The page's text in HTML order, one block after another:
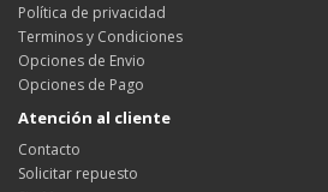
Política de privacidad
Terminos y Condiciones
Opciones de Envio
Opciones de Pago
Atención al cliente
Contacto
Solicitar repuesto